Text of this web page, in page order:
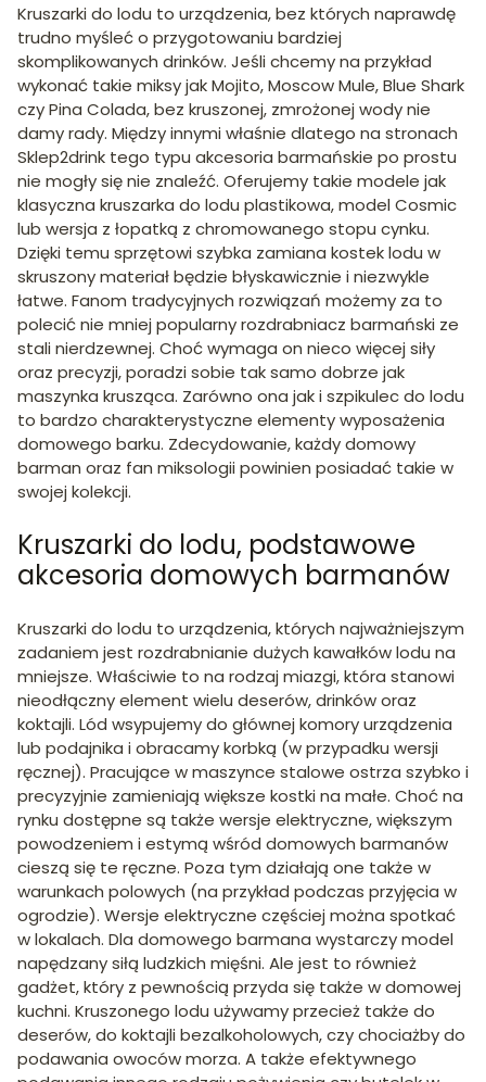
Kruszarki do lodu to urządzenia, bez których naprawdę
trudno myśleć o przygotowaniu bardziej
skomplikowanych drinków. Jeśli chcemy na przykład
wykonać takie miksy jak Mojito, Moscow Mule, Blue Shark
czy Pina Colada, bez kruszonej, zmrożonej wody nie
damy rady. Między innymi właśnie dlatego na stronach
Sklep2drink tego typu akcesoria barmańskie po prostu
nie mogły się nie znaleźć. Oferujemy takie modele jak
klasyczna kruszarka do lodu plastikowa, model Cosmic
lub wersja z łopatką z chromowanego stopu cynku.
Dzięki temu sprzętowi szybka zamiana kostek lodu w
skruszony materiał będzie błyskawicznie i niezwykle
łatwe. Fanom tradycyjnych rozwiązań możemy za to
polecić nie mniej popularny rozdrabniacz barmański ze
stali nierdzewnej. Choć wymaga on nieco więcej siły
oraz precyzji, poradzi sobie tak samo dobrze jak
maszynka krusząca. Zarówno ona jak i szpikulec do lodu
to bardzo charakterystyczne elementy wyposażenia
domowego barku. Zdecydowanie, każdy domowy
barman oraz fan miksologii powinien posiadać takie w
swojej kolekcji.
Kruszarki do lodu, podstawowe
akcesoria domowych barmanów
Kruszarki do lodu to urządzenia, których najważniejszym
zadaniem jest rozdrabnianie dużych kawałków lodu na
mniejsze. Właściwie to na rodzaj miazgi, która stanowi
nieodłączny element wielu deserów, drinków oraz
koktajli. Lód wsypujemy do głównej komory urządzenia
lub podajnika i obracamy korbką (w przypadku wersji
ręcznej). Pracujące w maszynce stalowe ostrza szybko i
precyzyjnie zamieniają większe kostki na małe. Choć na
rynku dostępne są także wersje elektryczne, większym
powodzeniem i estymą wśród domowych barmanów
cieszą się te ręczne. Poza tym działają one także w
warunkach polowych (na przykład podczas przyjęcia w
ogrodzie). Wersje elektryczne częściej można spotkać
w lokalach. Dla domowego barmana wystarczy model
napędzany siłą ludzkich mięśni. Ale jest to również
gadżet, który z pewnością przyda się także w domowej
kuchni. Kruszonego lodu używamy przecież także do
deserów, do koktajli bezalkoholowych, czy chociażby do
podawania owoców morza. A także efektywnego